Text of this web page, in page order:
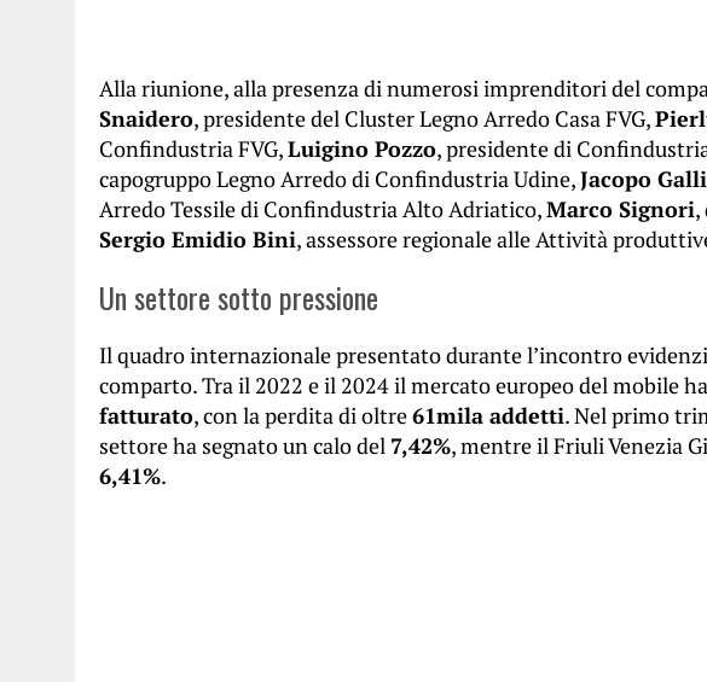
Alla riunione, alla presenza di numerosi imprenditori del
Snaidero, presidente del Cluster Legno Arredo Casa FVG,
Confindustria FVG,Luigino Pozzo, presidente di
capogruppo Legno Arredo di Confindustria Udine,Jacopo Galli
Arredo Tessile di Confindustria Alto Adriatico,Marco Signori,
Sergio Emidio Bini, assessore regionale alle Attività
Un settore sotto pressione
Il quadro internazionale presentato durante l’incontro
comparto. Tra il 2022 e il 2024 il mercato europeo del mobile
fatturato, con la perdita di oltre61mila addetti. Nel primo
settore ha segnato un calo del 7,42%, mentre il Friuli Venezia
6,41%.